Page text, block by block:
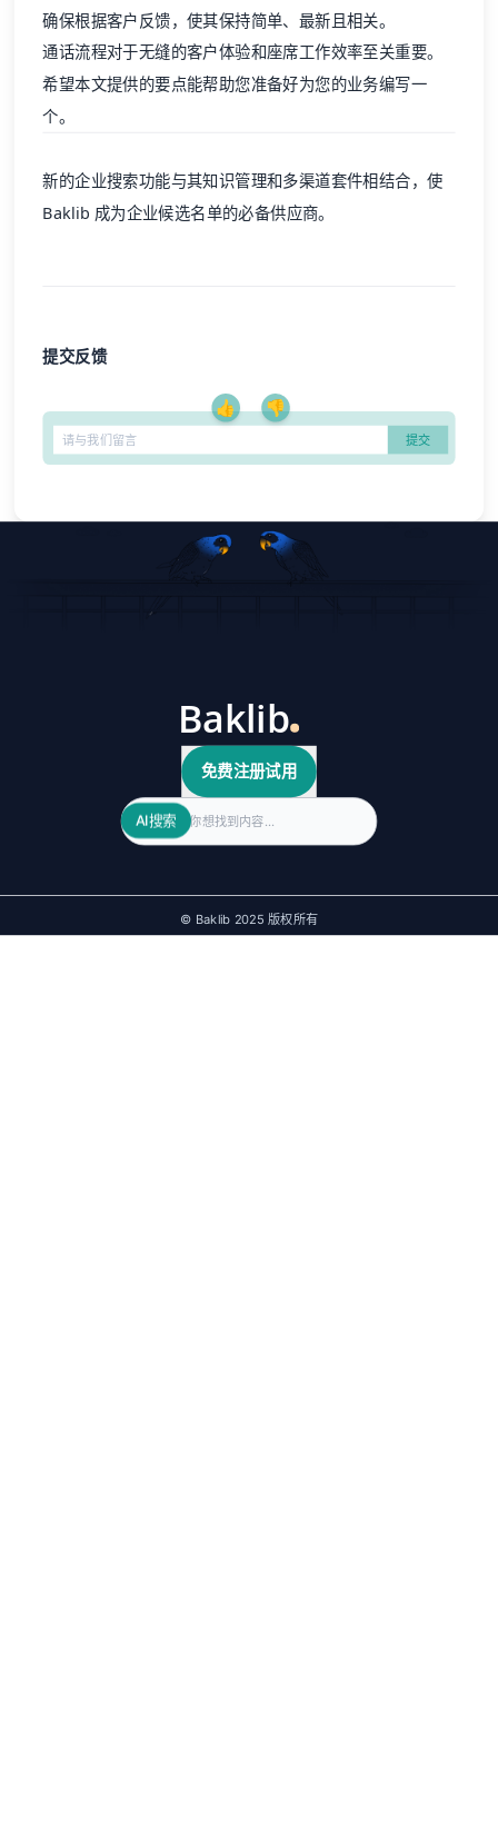
确保根据客户反馈，使其保持简单、最新且相关。
通话流程对于无缝的客户体验和座席工作效率至关重要。
希望本文提供的要点能帮助您准备好为您的业务编写一
个。
新的企业搜索功能与其知识管理和多渠道套件相结合，使
Baklib 成为企业候选名单的必备供应商。
提交反馈
👍 👎
免费注册试用
Search
AI搜索
© Baklib 2025 版权所有